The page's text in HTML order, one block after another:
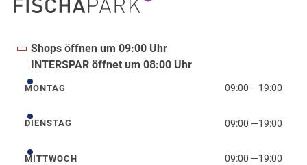
Shops öffnen um 09:00 Uhr
INTERSPAR öffnet um 08:00 Uhr
Montag
MONTAG 09:00 —19:00
Dienstag
DIENSTAG 09:00 —19:00
MITTWOCH 09:00 —19:00